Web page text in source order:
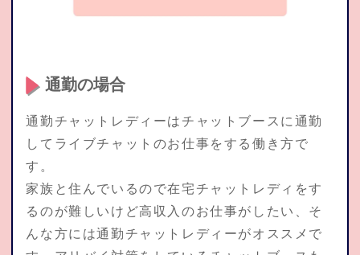
通勤の場合
通勤チャットレディーはチャットブースに通勤
してライブチャットのお仕事をする働き方で
す。
家族と住んでいるので在宅チャットレディをす
るのが難しいけど高収入のお仕事がしたい、そ
んな方には通勤チャットレディーがオススメで